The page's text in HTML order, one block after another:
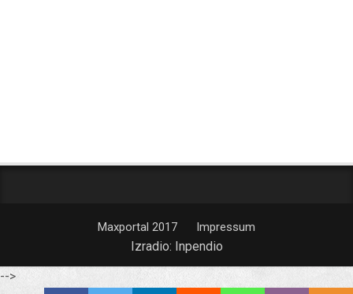
Maxportal 2017 Impressum
Izradio: Inpendio
-->